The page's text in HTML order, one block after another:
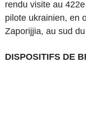
rendu visite au
pilote ukrainien, en
Zaporijjia, au sud
DISPOSITIFS DE